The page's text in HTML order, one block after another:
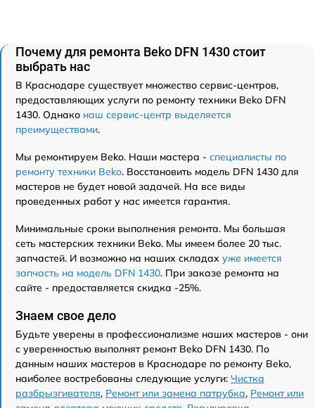
Почему для ремонта Beko DFN 1430 стоит
выбрать нас
В Краснодаре существует множество сервис-центров,
предоставляющих услуги по ремонту техники Beko DFN
1430. Однако наш сервис-центр выделяется
преимуществами.
Мы ремонтируем Beko. Наши мастера - специалисты по
ремонту техники Beko. Восстановить модель DFN 1430 для
мастеров не будет новой задачей. На все виды
проведенных работ у нас имеется гарантия.
Минимальные сроки выполнения ремонта. Мы большая
сеть мастерских техники Beko. Мы имеем более 20 тыс.
запчастей. И возможно на наших складах уже имеется
запчасть на модель DFN 1430. При заказе ремонта на
сайте - предоставляется скидка -25%.
Знаем свое дело
Будьте уверены в профессионализме наших мастеров - они
с уверенностью выполнят ремонт Beko DFN 1430. По
данным наших мастеров в Краснодаре по ремонту Beko,
наиболее востребованы следующие услуги: Чистка
разбрызгивателя, Ремонт или замена патрубка, Ремонт или